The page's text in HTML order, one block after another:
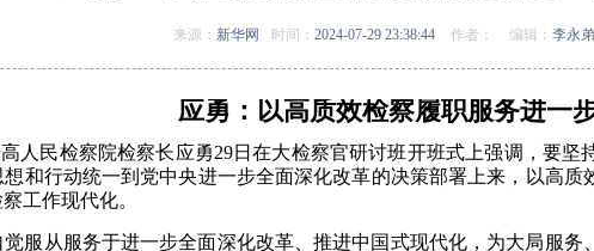
来源： 新华网 时间： 2024-07-29 23:38:44 作者： 编辑： 李永弟
应勇：以高质效检察履职服务进一
人民检察院检察长应勇29日在大检察官研讨班开班式上强调，要
和行动统一到党中央进一步全面深化改革的决策部署上来，以高
工作现代化。
服从服务于进一步全面深化改革、推进中国式现代化，为大局服